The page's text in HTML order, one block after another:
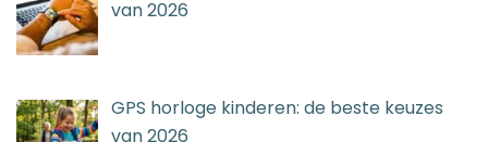
van 2026
GPS horloge kinderen: de beste keuzes
van 2026